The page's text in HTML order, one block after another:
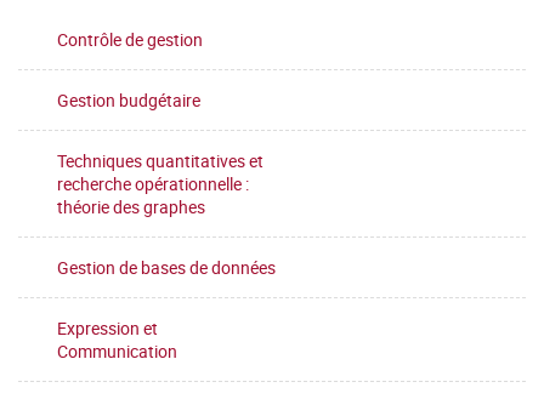
Contrôle de gestion
Gestion budgétaire
Techniques quantitatives et
recherche opérationnelle :
théorie des graphes
Gestion de bases de données
Expression et
Communication